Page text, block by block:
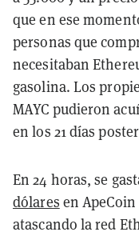
que en ese
personas que
necesitaban
gasolina. Los
MAYC pudieron
en los 21 días
En 24 horas, se
dólares en
atascando la red